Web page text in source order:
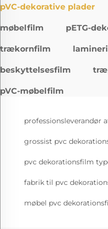
pVC-dekorative plader
møbelfilm pETG-
trækornfilm
beskyttelsesfilm
pVC-møbelfilm
professionsleverandør
grossist pvc
pvc dekorationsfilm
fabrik til pvc
møbel pvc